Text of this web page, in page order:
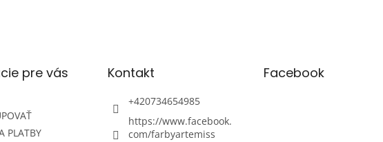
pre vás
PLATBY
Kontakt
+420734654985
https://www.facebook.
com/farbyartemiss
Facebook